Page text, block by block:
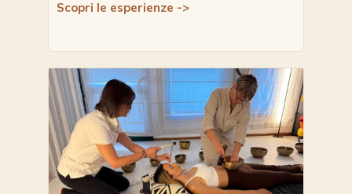
Scopri le esperienze ->